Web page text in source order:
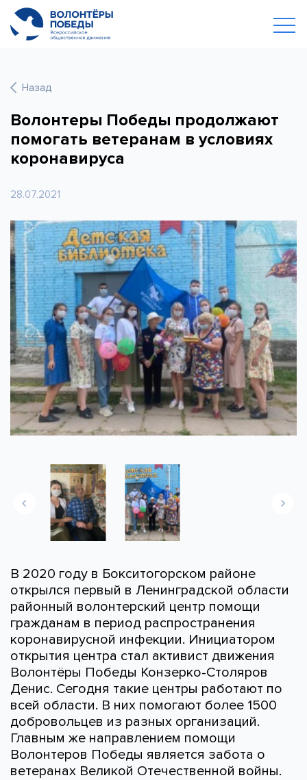
Назад
Волонтеры Победы продолжают
помогать ветеранам в условиях
коронавируса
28.07.2021
В 2020 году в Бокситогорском районе
открылся первый в Ленинградской области
районный волонтерский центр помощи
гражданам в период распространения
коронавирусной инфекции. Инициатором
открытия центра стал активист движения
Волонтёры Победы Конзерко-Столяров
Денис. Сегодня такие центры работают по
всей области. В них помогают более 1500
добровольцев из разных организаций.
Главным же направлением помощи
Волонтеров Победы является забота о
ветеранах Великой Отечественной войны.